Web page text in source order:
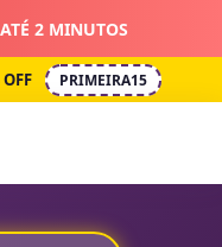
2 MINUTOS
PRIMEIRA15